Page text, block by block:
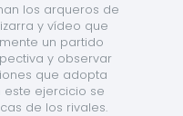
los arqueros de
y vídeo que
un partido
y observar
que adopta
este ejercicio se
de los rivales.